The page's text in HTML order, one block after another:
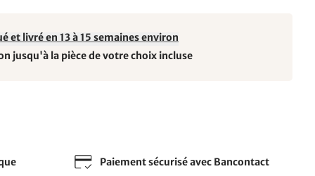
et livré en 13 à 15 semaines environ
jusqu'à la pièce de votre choix incluse
Paiement sécurisé avec Bancontact